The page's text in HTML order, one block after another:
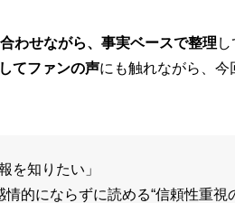
わせながら、事実ベースで整理
てファンの声にも触れながら、今
を知りたい」
的にならずに読める“信頼性重視